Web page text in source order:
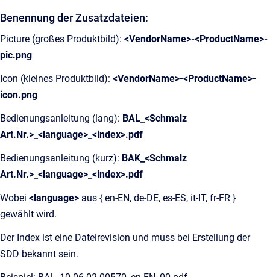
Benennung der Zusatzdateien:
Picture (großes Produktbild): <VendorName>-<ProductName>-
pic.png
Icon (kleines Produktbild): <VendorName>-<ProductName>-
icon.png
Bedienungsanleitung (lang): BAL_<Schmalz
Art.Nr.>_<language>_<index>.pdf
Bedienungsanleitung (kurz): BAK_<Schmalz
Art.Nr.>_<language>_<index>.pdf
Wobei <language> aus { en-EN, de-DE, es-ES, it-IT, fr-FR }
gewählt wird.
Der Index ist eine Dateirevision und muss bei Erstellung der
SDD bekannt sein.